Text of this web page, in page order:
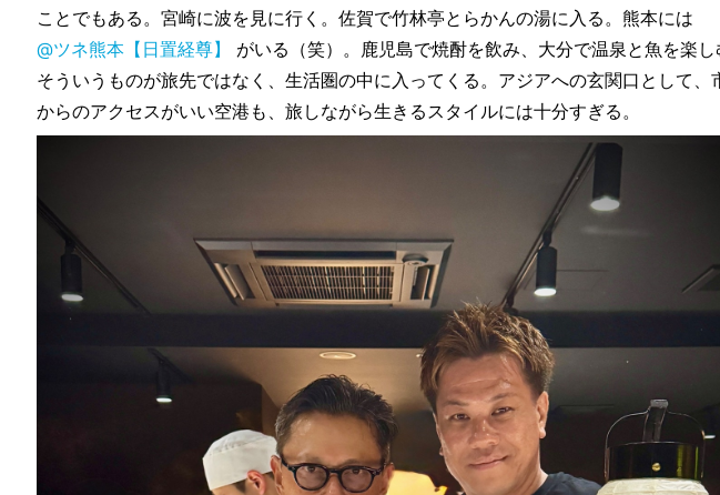
ことでもある。宮崎に波を見に行く。佐賀で竹林亭とらかんの湯に入る。熊本には
@ツネ熊本【日置経尊】
がいる（笑）。鹿児島で焼酎を飲み、大分で温泉と魚を楽し
そういうものが旅先ではなく、生活圏の中に入ってくる。アジアへの玄関口として、
からのアクセスがいい空港も、旅しながら生きるスタイルには十分すぎる。